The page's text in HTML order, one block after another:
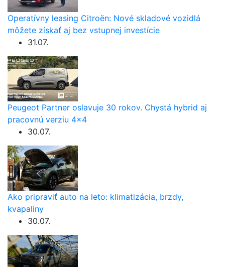
Operatívny leasing Citroën: Nové skladové vozidlá
môžete získať aj bez vstupnej investície
31.07.
Peugeot Partner oslavuje 30 rokov. Chystá hybrid aj
pracovnú verziu 4×4
30.07.
Ako pripraviť auto na leto: klimatizácia, brzdy,
kvapaliny
30.07.